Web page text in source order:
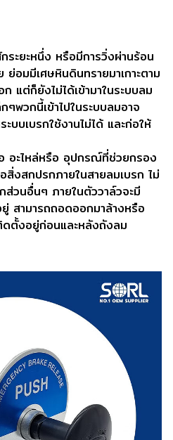
ระยะหนึ่ง หรือมีการวิ่งผ่านร้อน
อมมีเศษหินดินทรายมาเกาะตาม
แต่ก็ยังไม่ได้เข้ามาในระบบลม
พวกนี้เข้าไปในระบบลมอาจ
บบเบรกใช้งานไม่ได้ และก่อให้
อะไหล่หรือ อุปกรณ์ที่ช่วยกรอง
งสกปรกภายในสายลมเบรก ไม่
ส่วนอื่นๆ ภายในตัววาล์วจะมี
สามารถถอดออกมาล้างหรือ
ดตั้งอยู่ก่อนและหลังถังลม